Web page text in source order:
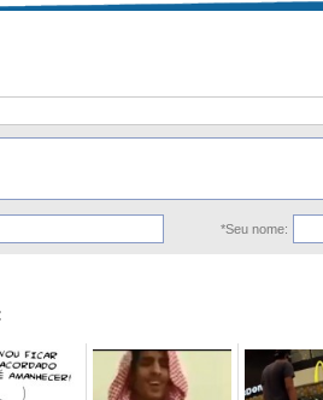
*Seu nome: